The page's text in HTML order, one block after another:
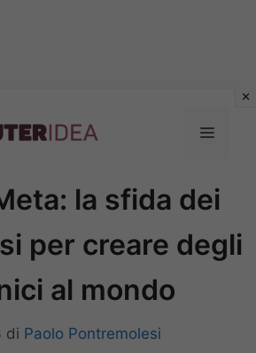
Menu
la sfida dei
per creare degli
al mondo
di Paolo Pontremolesi